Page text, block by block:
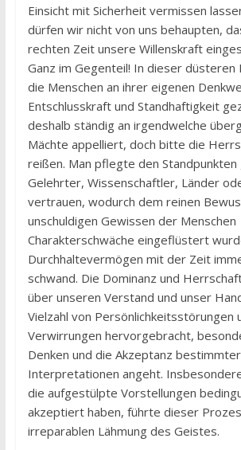
Einsicht mit Sicherheit vermissen
dürfen wir nicht von uns behaupten,
rechten Zeit unsere Willenskraft
Ganz im Gegenteil! In dieser düsteren
die Menschen an ihrer eigenen
Entschlusskraft und Standhaftigkeit
deshalb ständig an irgendwelche
Mächte appelliert, doch bitte die
reißen. Man pflegte den
Gelehrter, Wissenschaftler, Länder
vertrauen, wodurch dem reinen
unschuldigen Gewissen der Menschen
Charakterschwäche eingeflüstert
Durchhaltevermögen mit der Zeit
schwand. Die Dominanz und
über unseren Verstand und unser
Vielzahl von Persönlichkeitsstörungen
Verwirrungen hervorgebracht,
Denken und die Akzeptanz
Interpretationen angeht.
die aufgestülpte Vorstellungen
akzeptiert haben, führte dieser
irreparablen Lähmung des Geistes.